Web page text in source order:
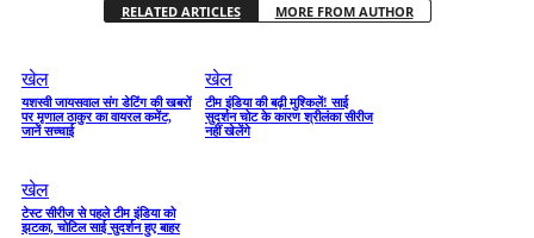
RELATED ARTICLES MORE FROM AUTHOR
खेल
यशस्वी जायसवाल संग डेटिंग की खबरों
पर मृणाल ठाकुर का वायरल कमेंट,
जानें सच्चाई
खेल
टीम इंडिया की बढ़ी मुश्किलें! साई
सुदर्शन चोट के कारण श्रीलंका सीरीज
नहीं खेलेंगे
खेल
टेस्ट सीरीज से पहले टीम इंडिया को
झटका, चोटिल साई सुदर्शन हुए बाहर